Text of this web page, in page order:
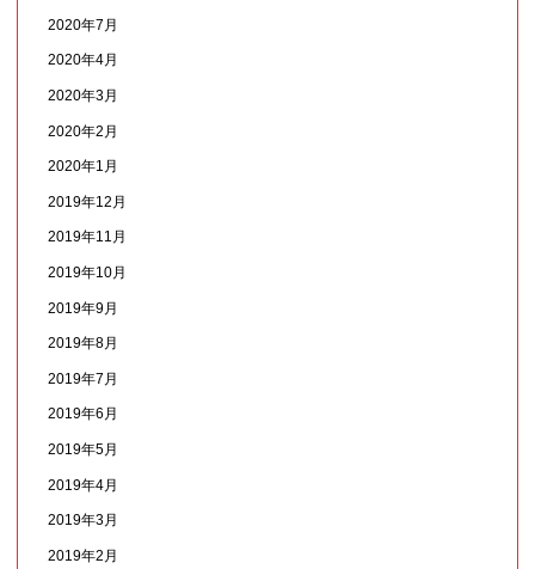
2020年7月
2020年4月
2020年3月
2020年2月
2020年1月
2019年12月
2019年11月
2019年10月
2019年9月
2019年8月
2019年7月
2019年6月
2019年5月
2019年4月
2019年3月
2019年2月